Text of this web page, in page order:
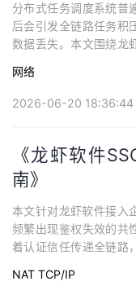
分布式任务调度系统普
后会引发全链路任务积
数据丢失。本文围绕龙
周期管理、任务租约机
到异常兜底，逐层拆解
网络
2026-06-20 18:36:44
《龙虾软件
南》
本文针对龙虾软件接入
频繁出现鉴权失效的共
着认证信任传递全链路
各类隐性故障的底层诱
NAT TCP/IP